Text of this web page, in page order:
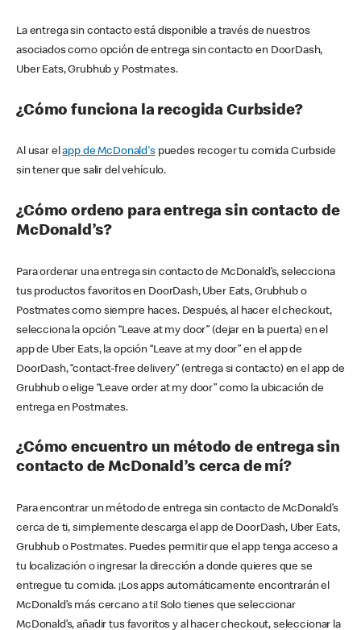
La entrega sin contacto está disponible a través de nuestros
asociados como opción de entrega sin contacto en DoorDash,
Uber Eats, Grubhub y Postmates.
¿Cómo funciona la recogida Curbside?
Al usar elapp de McDonald'spuedes recoger tu comida Curbside
sin tener que salir del vehículo.
¿Cómo ordeno para entrega sin contacto de
McDonald’s?
Para ordenar una entrega sin contacto de McDonald’s, selecciona
tus productos favoritos en DoorDash, Uber Eats, Grubhub o
Postmates como siempre haces. Después, al hacer el checkout,
selecciona la opción “Leave at my door” (dejar en la puerta) en el
app de Uber Eats, la opción “Leave at my door” en el app de
DoorDash, “contact-free delivery” (entrega si contacto) en el app de
Grubhub o elige “Leave order at my door” como la ubicación de
entrega en Postmates.
¿Cómo encuentro un método de entrega sin
contacto de McDonald’s cerca de mí?
Para encontrar un método de entrega sin contacto de McDonald’s
cerca de ti, simplemente descarga el app de DoorDash, Uber Eats,
Grubhub o Postmates. Puedes permitir que el app tenga acceso a
tu localización o ingresar la dirección a donde quieres que se
entregue tu comida. ¡Los apps automáticamente encontrarán el
McDonald’s más cercano a ti! Solo tienes que seleccionar
McDonald’s, añadir tus favoritos y al hacer checkout, seleccionar la